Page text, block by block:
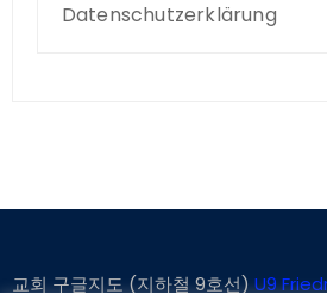
Datenschutzerklärung
교회 구글지도 (지하철 9호선) U9